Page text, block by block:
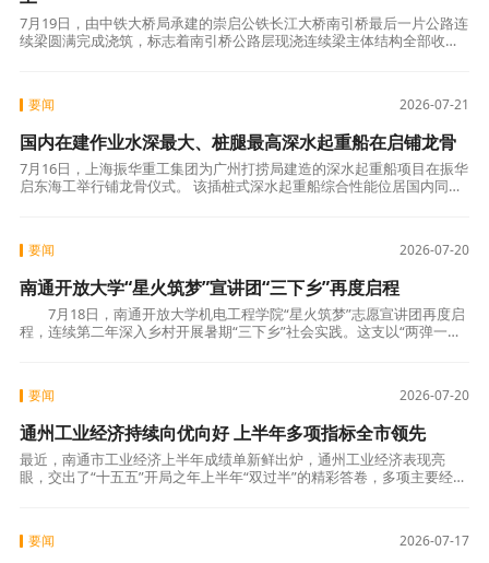
7月19日，由中铁大桥局承建的崇启公铁长江大桥南引桥最后一片公路连
续梁圆满完成浇筑，标志着南引桥公路层现浇连续梁主体结构全部收
2026-07-21
要闻
国内在建作业水深最大、桩腿最高深水起重船在启铺龙骨
7月16日，上海振华重工集团为广州打捞局建造的深水起重船项目在振华
启东海工举行铺龙骨仪式。 该插桩式深水起重船综合性能位居国内同类
2026-07-20
要闻
南通开放大学“星火筑梦”宣讲团“三下乡”再度启程
7月18日，南通开放大学机电工程学院“星火筑梦”志愿宣讲团再度启
程，连续第二年深入乡村开展暑期“三下乡”社会实践。这支以“两弹一星”
2026-07-20
要闻
通州工业经济持续向优向好 上半年多项指标全市领先
最近，南通市工业经济上半年成绩单新鲜出炉，通州工业经济表现亮
眼，交出了“十五五”开局之年上半年“双过半”的精彩答卷，多项主要经济
2026-07-17
要闻